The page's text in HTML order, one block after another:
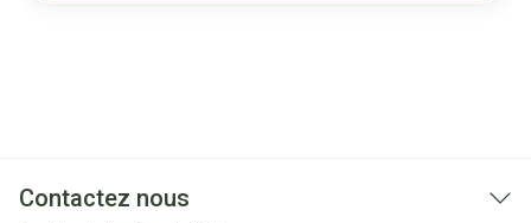
Contactez nous